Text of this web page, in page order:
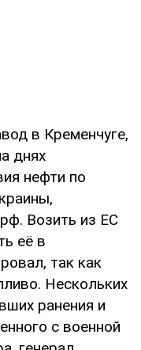
в Кременчуге,
днях
нефти по
Возить из ЕС
её в
так как
Нескольких
ранения и
с военной